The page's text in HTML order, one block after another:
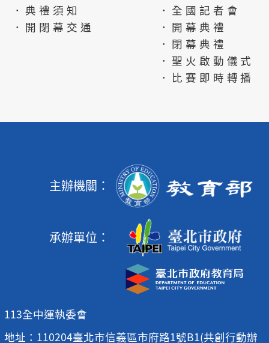
．典禮須知
．開閉幕交通
．全國記者會
．開幕典禮
．閉幕典禮
．聖火啟動儀式
．比賽即時轉播
主辦機關：
承辦單位：
113全中運執委會
地址：110204臺北市信義區市府路1號B1(共創行動辦